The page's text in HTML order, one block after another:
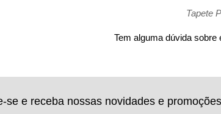
Tapete
Tem alguma dúvida sobre
se e receba nossas novidades e promoções